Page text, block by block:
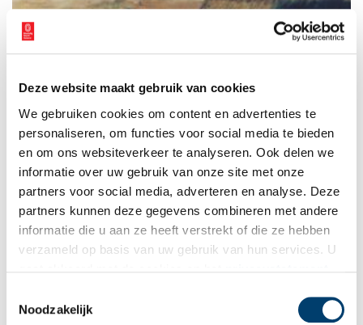
Deze website maakt gebruik van cookies
We gebruiken cookies om content en advertenties te
personaliseren, om functies voor social media te bieden
en om ons websiteverkeer te analyseren. Ook delen we
informatie over uw gebruik van onze site met onze
partners voor social media, adverteren en analyse. Deze
partners kunnen deze gegevens combineren met andere
informatie die u aan ze heeft verstrekt of die ze hebben
verzameld op basis van uw gebruik van hun services. U
Noodzakelijk
De Romeinenweek 2019 staat geheel in het teken van de
vrouw. Vrouwen in het Noord-Hollandse kustgebied waren
destijds zeer bekwaam in het pottenbakken. In Velsen, waar
een Romeins fort stond, zijn diverse van zulke aardewerken
potten en scherven gevonden.